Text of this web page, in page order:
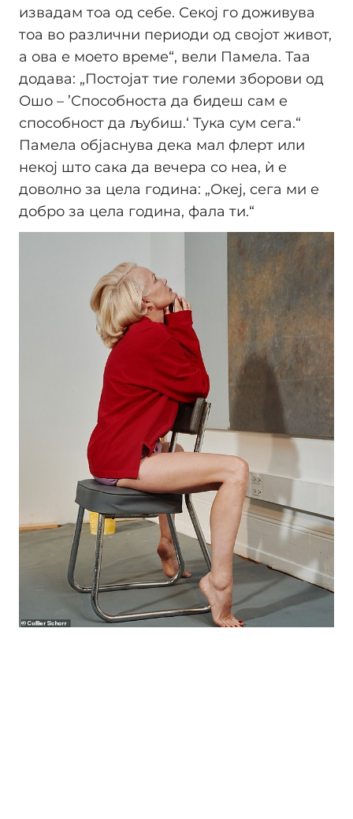
извадам тоа од себе. Секој го доживува
тоа во различни периоди од својот живот,
а ова е моето време“, вели Памела. Таа
додава: „Постојат тие големи зборови од
Ошо – ’Способноста да бидеш сам е
способност да љубиш.‘ Тука сум сега.“
Памела објаснува дека мал флерт или
некој што сака да вечера со неа, ѝ е
доволно за цела година: „Океј, сега ми е
добро за цела година, фала ти.“